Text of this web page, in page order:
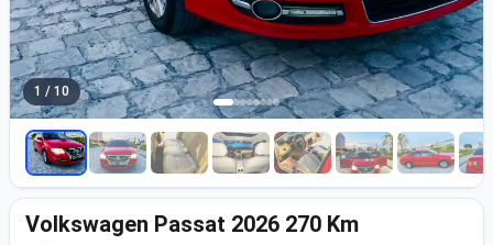
1 / 10
Volkswagen Passat 2026 270 Km